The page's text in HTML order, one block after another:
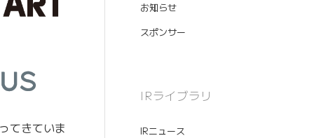
てきていま
お知らせ
スポンサー
IRライブラリ
IRニュース